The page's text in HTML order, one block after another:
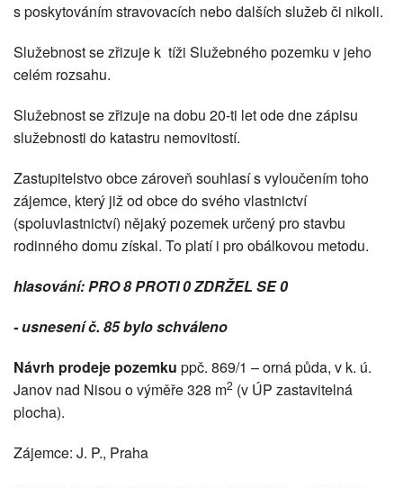
s poskytováním stravovacích nebo dalších služeb či nikoli.
Služebnost se zřizuje k tíži Služebného pozemku v jeho
celém rozsahu.
Služebnost se zřizuje na dobu 20-ti let ode dne zápisu
služebnosti do katastru nemovitostí.
Zastupitelstvo obce zároveň souhlasí s vyloučením toho
zájemce, který již od obce do svého vlastnictví
(spoluvlastnictví) nějaký pozemek určený pro stavbu
rodinného domu získal. To platí i pro obálkovou metodu.
hlasování: PRO 8 PROTI 0 ZDRŽEL SE 0
- usnesení č. 85 bylo schváleno
Návrh prodeje pozemku ppč. 869/1 – orná půda, v k. ú.
Janov nad Nisou o výměře 328 m2 (v ÚP zastavitelná
plocha).
Zájemce: J. P., Praha